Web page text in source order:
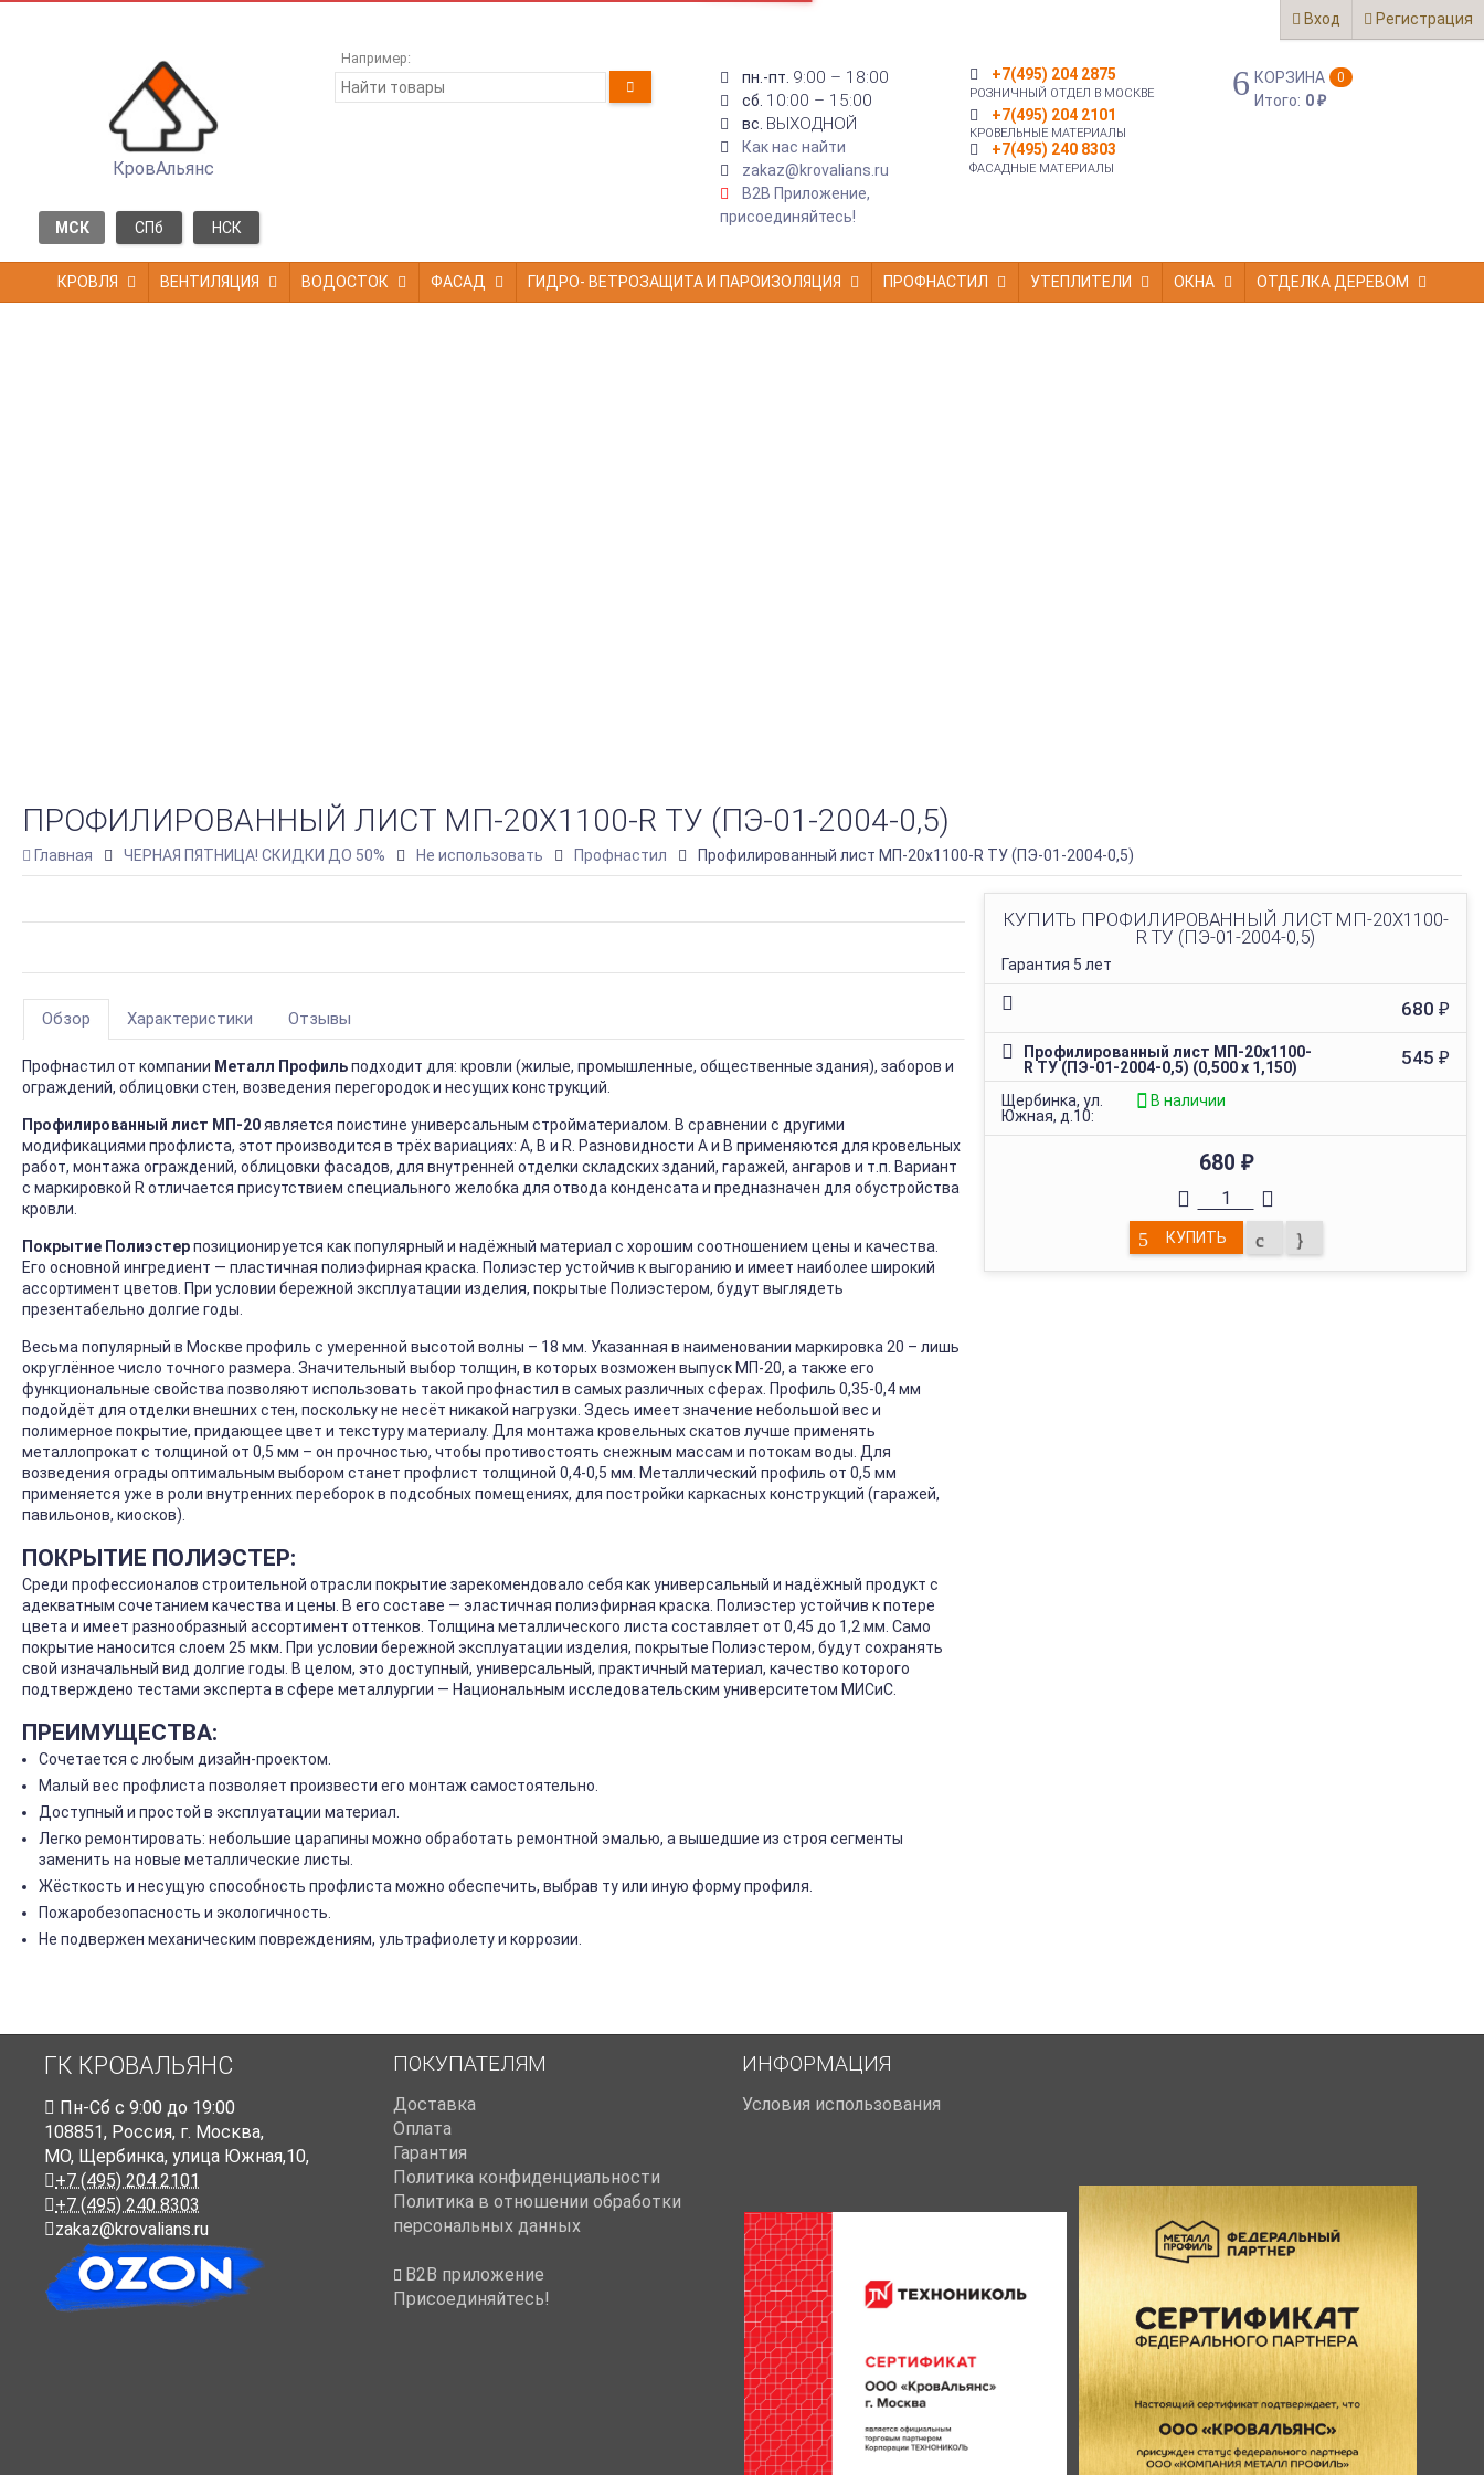
Вход Регистрация
КровАльянс
МСК СПб НСК
Например:
пн.-пт. 9:00 – 18:00
сб. 10:00 – 15:00
вс. ВЫХОДНОЙ
Как нас найти
zakaz@krovalians.ru
B2B Приложение,
присоединяйтесь!
+7(495) 204 2875
РОЗНИЧНЫЙ ОТДЕЛ В МОСКВЕ
+7(495) 204 2101
КРОВЕЛЬНЫЕ МАТЕРИАЛЫ
+7(495) 240 8303
ФАСАДНЫЕ МАТЕРИАЛЫ
КОРЗИНА 0
Итого: 0₽
КРОВЛЯ ВЕНТИЛЯЦИЯ ВОДОСТОК ФАСАД ГИДРО- ВЕТРОЗАЩИТА И ПАРОИЗОЛЯЦИЯ ПРОФНАСТИЛ УТЕПЛИТЕЛИ ОКНА ОТДЕЛКА ДЕРЕВОМ
ПРОФИЛИРОВАННЫЙ ЛИСТ МП-20Х1100-R ТУ (ПЭ-01-2004-0,5)
Главная ЧЕРНАЯ ПЯТНИЦА! СКИДКИ ДО 50% Не использовать Профнастил Профилированный лист МП-20х1100-R ТУ (ПЭ-01-2004-0,5)
КУПИТЬ ПРОФИЛИРОВАННЫЙ ЛИСТ МП-20Х1100-
R ТУ (ПЭ-01-2004-0,5)
Гарантия 5 лет
680 ₽
Профилированный лист МП-20х1100-
R ТУ (ПЭ-01-2004-0,5) (0,500 х 1,150)
545 ₽
Щербинка, ул.
Южная, д.10:
В наличии
680 ₽
КУПИТЬ
Обзор Характеристики Отзывы
Профнастил от компании Металл Профильподходит для: кровли (жилые, промышленные, общественные здания), заборов и
ограждений, облицовки стен, возведения перегородок и несущих конструкций.
Профилированный лист МП-20является поистине универсальным стройматериалом. В сравнении с другими
модификациями профлиста, этот производится в трёх вариациях: А, В и R. Разновидности А и В применяются для кровельных
работ, монтажа ограждений, облицовки фасадов, для внутренней отделки складских зданий, гаражей, ангаров и т.п. Вариант
с маркировкой R отличается присутствием специального желобка для отвода конденсата и предназначен для обустройства
кровли.
Покрытие Полиэстерпозиционируется как популярный и надёжный материал с хорошим соотношением цены и качества.
Его основной ингредиент — пластичная полиэфирная краска. Полиэстер устойчив к выгоранию и имеет наиболее широкий
ассортимент цветов. При условии бережной эксплуатации изделия, покрытые Полиэстером, будут выглядеть
презентабельно долгие годы.
Весьма популярный в Москве профиль с умеренной высотой волны – 18 мм. Указанная в наименовании маркировка 20 – лишь
округлённое число точного размера. Значительный выбор толщин, в которых возможен выпуск МП-20, а также его
функциональные свойства позволяют использовать такой профнастил в самых различных сферах. Профиль 0,35-0,4 мм
подойдёт для отделки внешних стен, поскольку не несёт никакой нагрузки. Здесь имеет значение небольшой вес и
полимерное покрытие, придающее цвет и текстуру материалу. Для монтажа кровельных скатов лучше применять
металлопрокат с толщиной от 0,5 мм – он прочностью, чтобы противостоять снежным массам и потокам воды. Для
возведения ограды оптимальным выбором станет профлист толщиной 0,4-0,5 мм. Металлический профиль от 0,5 мм
применяется уже в роли внутренних переборок в подсобных помещениях, для постройки каркасных конструкций (гаражей,
павильонов, киосков).
ПОКРЫТИЕ ПОЛИЭСТЕР:
Среди профессионалов строительной отрасли покрытие зарекомендовало себя как универсальный и надёжный продукт с
адекватным сочетанием качества и цены. В его составе — эластичная полиэфирная краска. Полиэстер устойчив к потере
цвета и имеет разнообразный ассортимент оттенков. Толщина металлического листа составляет от 0,45 до 1,2 мм. Само
покрытие наносится слоем 25 мкм. При условии бережной эксплуатации изделия, покрытые Полиэстером, будут сохранять
свой изначальный вид долгие годы. В целом, это доступный, универсальный, практичный материал, качество которого
подтверждено тестами эксперта в сфере металлургии — Национальным исследовательским университетом МИСиС.
ПРЕИМУЩЕСТВА:
Сочетается с любым дизайн-проектом.
Малый вес профлиста позволяет произвести его монтаж самостоятельно.
Доступный и простой в эксплуатации материал.
Легко ремонтировать: небольшие царапины можно обработать ремонтной эмалью, а вышедшие из строя сегменты
заменить на новые металлические листы.
Жёсткость и несущую способность профлиста можно обеспечить, выбрав ту или иную форму профиля.
Пожаробезопасность и экологичность.
Не подвержен механическим повреждениям, ультрафиолету и коррозии.
ГК КРОВАЛЬЯНС
Пн-Cб с 9:00 до 19:00
108851, Россия, г. Москва,
МО, Щербинка, улица Южная,10,
+7 (495) 204 2101
+7 (495) 240 8303
zakaz@krovalians.ru
ПОКУПАТЕЛЯМ
Доставка
Оплата
Гарантия
Политика конфиденциальности
Политика в отношении обработки
персональных данных
B2B приложение
Присоединяйтесь!
ИНФОРМАЦИЯ
Условия использования